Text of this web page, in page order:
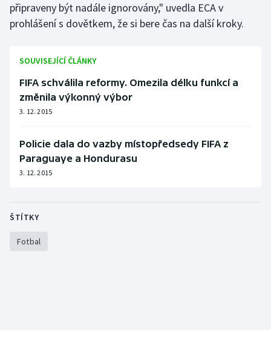
Moderní pětiboj
Olympijské hry
Parasport
Plavání
Plážový volejbal
připraveny být nadále ignorovány," uvedla ECA v
prohlášení s dovětkem, že si bere čas na další kroky.
SOUVISEJÍCÍ ČLÁNKY
FIFA schválila reformy. Omezila délku funkcí a
změnila výkonný výbor
3. 12. 2015
Policie dala do vazby místopředsedy FIFA z
Paraguaye a Hondurasu
3. 12. 2015
ŠTÍTKY
Fotbal